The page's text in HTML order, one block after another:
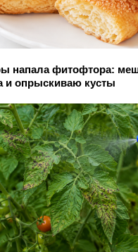
напала фитофтора:
и опрыскиваю кусты